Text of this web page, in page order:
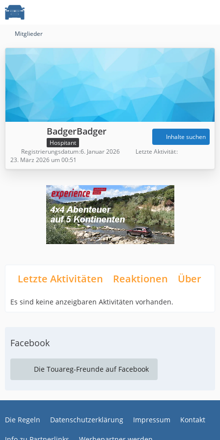
Mitglieder
BadgerBadger
Hospitant
Inhalte suchen
Registrierungsdatum 6. Januar 2026
Letzte Aktivität
23. März 2026 um 00:51
Letzte Aktivitäten Reaktionen Über
Es sind keine anzeigbaren Aktivitäten vorhanden.
Facebook
Die Touareg-Freunde auf Facebook
Die Regeln Datenschutzerklärung Impressum Kontakt